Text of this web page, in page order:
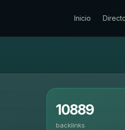
Inicio
10889
backlinks